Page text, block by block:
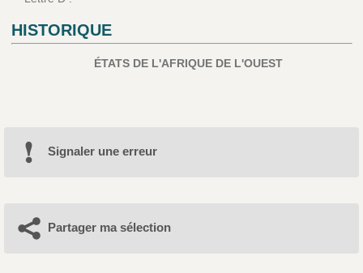
HISTORIQUE
ÉTATS DE L'AFRIQUE DE L'OUEST
Signaler une erreur
Partager ma sélection